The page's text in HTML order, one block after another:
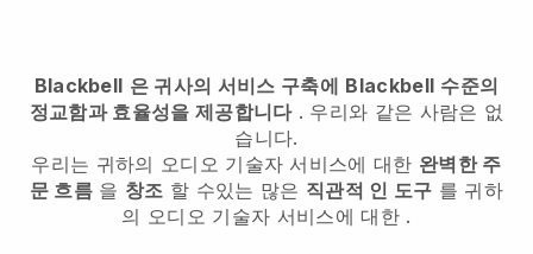
Blackbell 은 귀사의 서비스 구축에 Blackbell 수준의
정교함과 효율성을 제공합니다. 우리와 같은 사람은 없
습니다.
우리는 귀하의 오디오 기술자 서비스에 대한 완벽한 주
문 흐름 을 창조 할 수있는 많은 직관적 인 도구 를 귀하
의 오디오 기술자 서비스에 대한.